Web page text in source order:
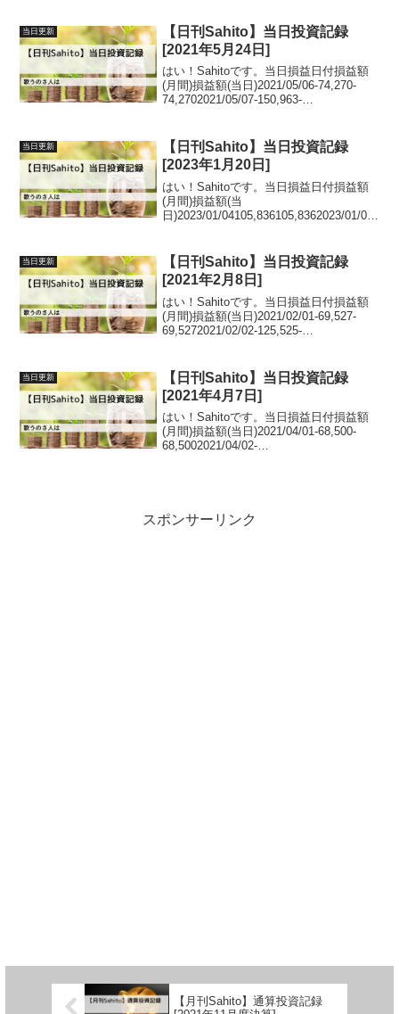
の利益が吹っ飛んだという...
当日更新
【日刊Sahito】当日投資記録
[2021年5月24日]
はい！Sahitoです。当日損益日付損益額
(月間)損益額(当日)2021/05/06-74,270-
74,2702021/05/07-150,963-
当日更新
【日刊Sahito】当日投資記録
[2023年1月20日]
はい！Sahitoです。当日損益日付損益額
(月間)損益額(当
日)2023/01/04105,836105,8362023/01/05
当日更新
【日刊Sahito】当日投資記録
[2021年2月8日]
はい！Sahitoです。当日損益日付損益額
(月間)損益額(当日)2021/02/01-69,527-
69,5272021/02/02-125,525-
当日更新
【日刊Sahito】当日投資記録
[2021年4月7日]
はい！Sahitoです。当日損益日付損益額
(月間)損益額(当日)2021/04/01-68,500-
68,5002021/04/02-
スポンサーリンク
【月刊Sahito】通算投資記録